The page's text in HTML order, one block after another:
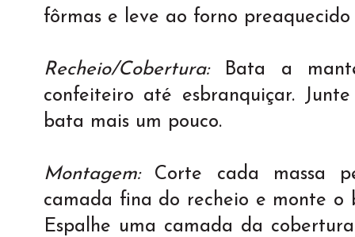
fôrmas e leve ao forno preaquecido
Recheio/Cobertura:
Bata a
confeiteiro até esbranquiçar.
bata mais um pouco.
Montagem: Corte cada massa
camada fina do recheio e monte o
Espalhe uma camada da